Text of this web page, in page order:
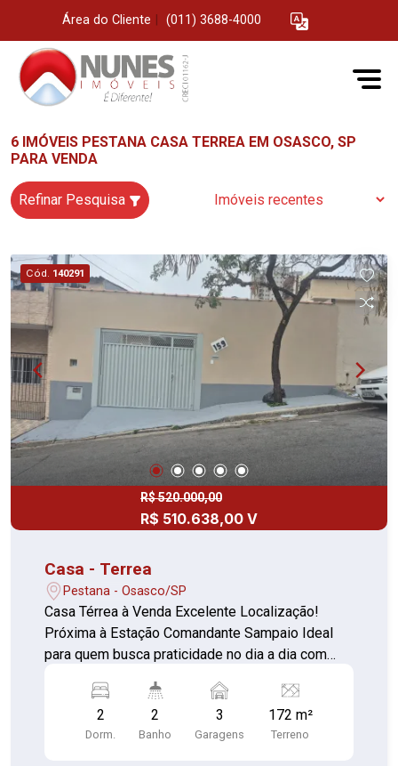
Área do Cliente (011) 3688-4000
6 IMÓVEIS PESTANA CASA TERREA EM OSASCO, SP
PARA VENDA
Refinar Pesquisa
Cód. 140291
R$ 520.000,00
R$ 510.638,00 V
Casa - Terrea
Pestana - Osasco/SP
Casa Térrea à Venda Excelente Localização!
Próxima à Estação Comandante Sampaio Ideal
para quem busca praticidade no dia a dia com
da região. Características do imóvel: 2
dormitórios Sala espaçosa Cozinha funcional
Lavanderia 2 banheiros (interno e externo)
2
Dorm.
2
Banho
3
Garagens
172 m²
Terreno